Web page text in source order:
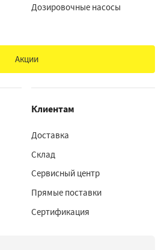
Дозировочные насосы
Акции
Клиентам
Доставка
Склад
Сервисный центр
Прямые поставки
Сертификация